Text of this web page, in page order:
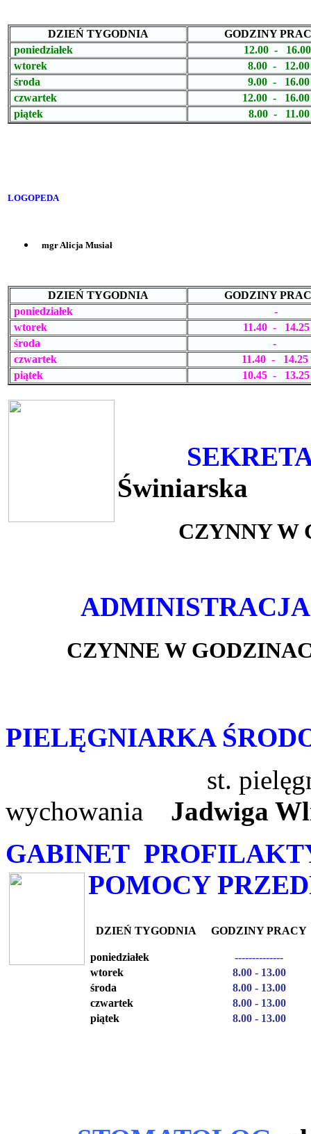
DZIEŃ TYGODNIA
GODZINY
poniedziałek
12.00 - 16.00
wtorek
8.00 - 12.00
środa
9.00 - 16.00
czwartek
12.00 - 16.00
piątek
8.00 - 11.00
LOGOPEDA
mgr Alicja Musiał
DZIEŃ TYGODNIA
GODZINY
poniedziałek
-
wtorek
11.40 - 14.25
środa
-
czwartek
11.40 - 14.25
piątek
10.45 - 13.25
Świniarska
CZYNNY W
ADMINISTRACJA
CZYNNE W
PIELĘGNIARKA
st. pielęgniarka
wychowania Jadwiga
GABINET
POMOCY
DZIEŃ TYGODNIA GODZINY PRACY
poniedziałek
--------------
wtorek
8.00 - 13.00
środa
8.00 - 13.00
czwartek
8.00 - 13.00
piątek
8.00 - 13.00